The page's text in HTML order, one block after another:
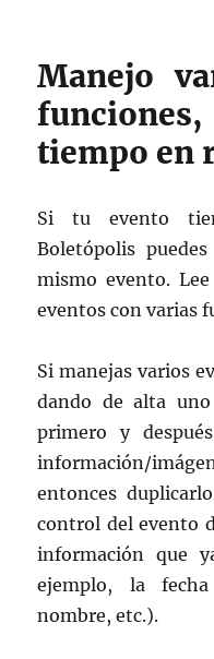
Manejo
tiempo en
Si tu evento
Boletópolis
mismo evento.
eventos con varias
Si manejas varios
dando de alta
primero y
información/
entonces
control del evento
información que
ejemplo, la
nombre, etc.).